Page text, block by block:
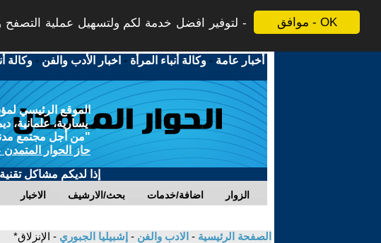
موافق - OK
لتوفير افضل خدمة لكم ولتسهيل عملية التصفح
أخبار عامة -وكالة أنباء المرأة - اخبار الأدب والفن -وكالة
الموقع الرئيسي
يسارية، علمانية،
"من أجل مجتمع
حاز الحوار
إذا لديكم مشاكل
الاخبار بحث/الارشيف اضافة/خدمات الزوار
الصفحة الرئيسية - الادب والفن - إشبيليا الجبوري - الإنزلاق*